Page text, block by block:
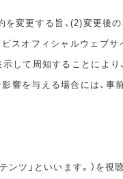
変更する旨、(2)変更後
オフィシャルウェブサ
示して周知することにより
響を与える場合には、事
ツ」といいます。）を視